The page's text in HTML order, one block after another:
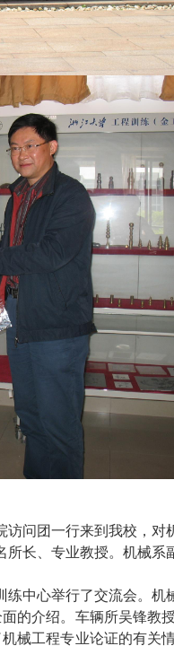
访问团一行来到我校，
所长、专业教授。机械系
练中心举行了交流会。机
的介绍。车辆所吴锋教
械工程专业论证的有关